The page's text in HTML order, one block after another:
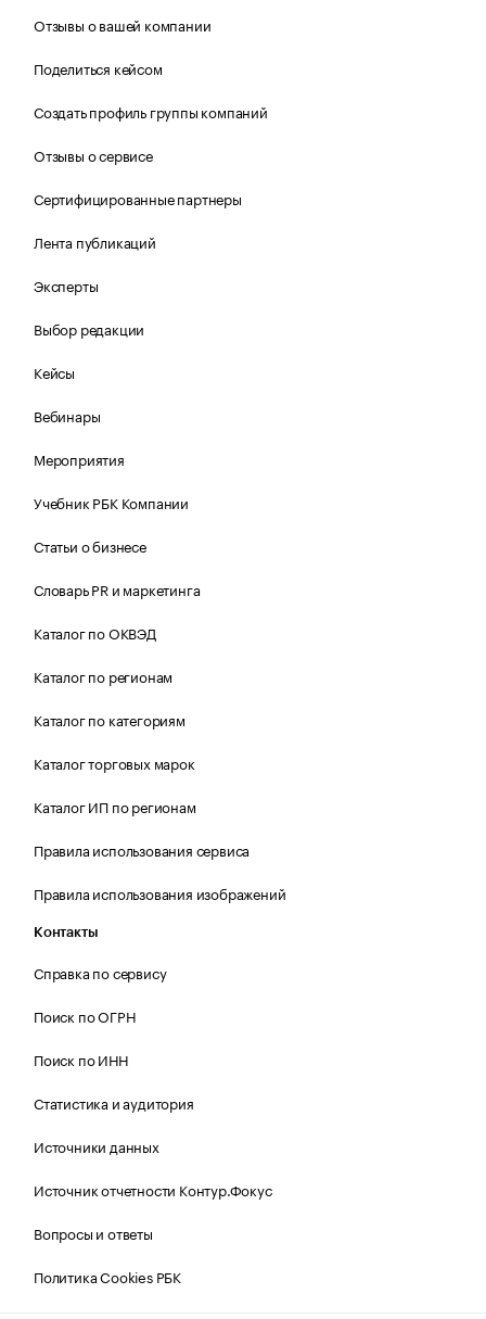
Отзывы о вашей компании
Поделиться кейсом
Создать профиль группы компаний
Отзывы о сервисе
Сертифицированные партнеры
Лента публикаций
Эксперты
Выбор редакции
Кейсы
Вебинары
Мероприятия
Учебник РБК Компании
Статьи о бизнесе
Словарь PR и маркетинга
Каталог по ОКВЭД
Каталог по регионам
Каталог по категориям
Каталог торговых марок
Каталог ИП по регионам
Правила использования сервиса
Правила использования изображений
Контакты
Справка по сервису
Поиск по ОГРН
Поиск по ИНН
Статистика и аудитория
Источники данных
Источник отчетности Контур.Фокус
Вопросы и ответы
Политика Cookies РБК